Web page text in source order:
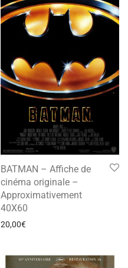
BATMAN – Affiche de
cinéma originale –
Approximativement
40X60
20,00€